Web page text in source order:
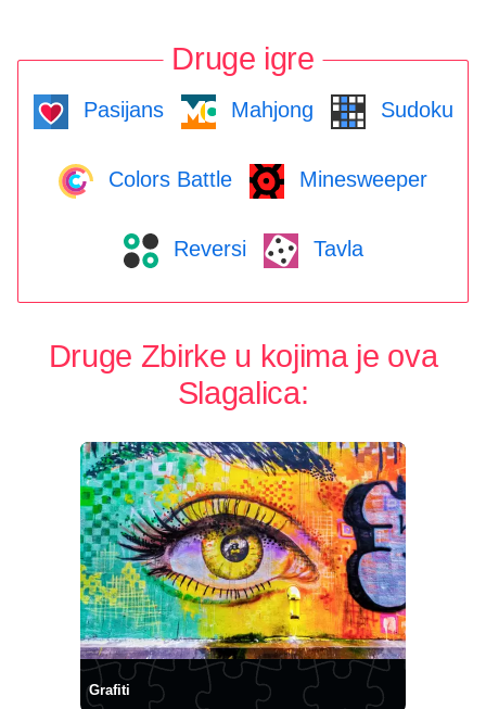
Druge igre
Pasijans Mahjong Sudoku
Colors Battle Minesweeper
Reversi Tavla
Druge Zbirke u kojima je ova
Slagalica:
Grafiti